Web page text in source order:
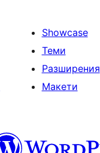
Showcase
Теми
Разширения
Макети